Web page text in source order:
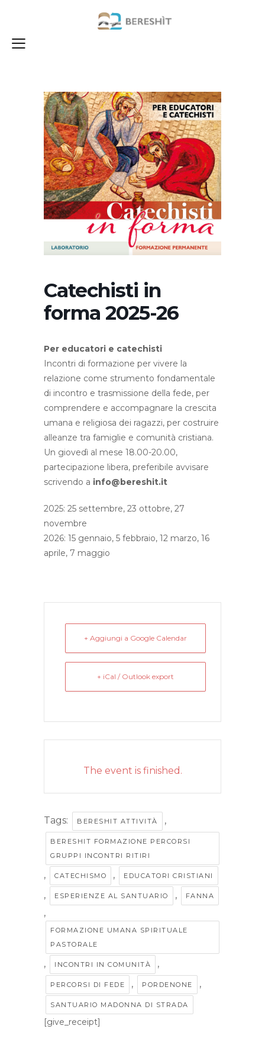
Catechisti in
forma 2025-26
Per educatori e catechisti
Incontri di formazione per vivere la
relazione come strumento fondamentale
di incontro e trasmissione della fede, per
comprendere e accompagnare la crescita
umana e religiosa dei ragazzi, per costruire
alleanze tra famiglie e comunità cristiana.
Un giovedì al mese 18.00-20.00,
partecipazione libera, preferibile avvisare
scrivendo a info@bereshit.it
2025: 25 settembre, 23 ottobre, 27
novembre
2026: 15 gennaio, 5 febbraio, 12 marzo, 16
aprile, 7 maggio
+ Aggiungi a Google Calendar
+ iCal / Outlook export
The event is finished.
Tags: BERESHIT ATTIVITÀ ,
BERESHIT FORMAZIONE PERCORSI
GRUPPI INCONTRI RITIRI
, CATECHISMO , EDUCATORI CRISTIANI
, ESPERIENZE AL SANTUARIO , FANNA
,
FORMAZIONE UMANA SPIRITUALE
PASTORALE
, INCONTRI IN COMUNITÀ ,
PERCORSI DI FEDE , PORDENONE ,
SANTUARIO MADONNA DI STRADA
[give_receipt]